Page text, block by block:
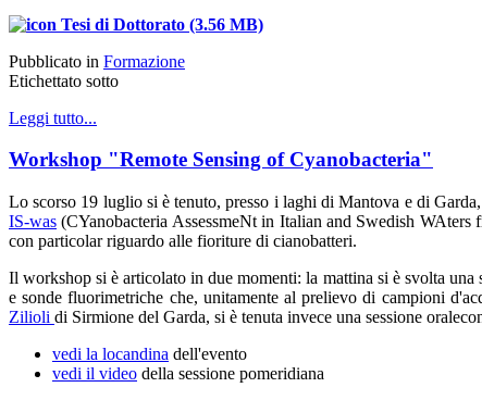
Tesi di Dottorato (3.56 MB)
Pubblicato in Formazione
Etichettato sotto
Leggi tutto...
Workshop "Remote Sensing of Cyanobacteria"
Lo scorso 19 luglio si è tenuto, presso i laghi di Mantova e di
IS-was (CYanobacteria AssessmeNt in Italian and Swedish
con particolar riguardo alle fioriture di cianobatteri.
Il workshop si è articolato in due momenti: la mattina si è svolta
e sonde fluorimetriche che, unitamente al prelievo di campioni
Zilioli di Sirmione del Garda, si è tenuta invece una sessione
vedi la locandina dell'evento
vedi il video della sessione pomeridiana